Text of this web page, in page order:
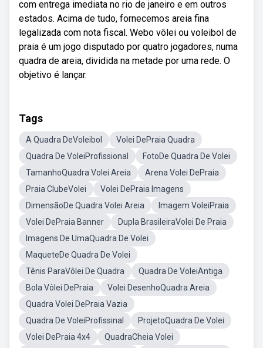
com entrega imediata no rio de janeiro e em outros
estados. Acima de tudo, fornecemos areia fina
legalizada com nota fiscal. Webo vôlei ou voleibol de
praia é um jogo disputado por quatro jogadores, numa
quadra de areia, dividida na metade por uma rede. O
objetivo é lançar.
Tags
A Quadra DeVoleibol
Volei DePraia Quadra
Quadra De VoleiProfissional
FotoDe Quadra De Volei
TamanhoQuadra Volei Areia
Arena Volei DePraia
Praia ClubeVolei
Volei DePraia Imagens
DimensãoDe Quadra Volei Areia
Imagem VoleiPraia
Volei DePraia Banner
Dupla BrasileiraVolei De Praia
Imagens De UmaQuadra De Volei
MaqueteDe Quadra De Volei
Tênis ParaVôlei De Quadra
Quadra De VoleiAntiga
Bola Vôlei DePraia
Volei DesenhoQuadra Areia
Quadra Volei DePraia Vazia
Quadra De VoleiProfissinal
ProjetoQuadra De Volei
Volei DePraia 4x4
QuadraCheia Volei